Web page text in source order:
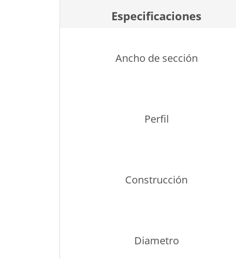
Especificaciones
Ancho de sección
Perfil
Construcción
Diametro